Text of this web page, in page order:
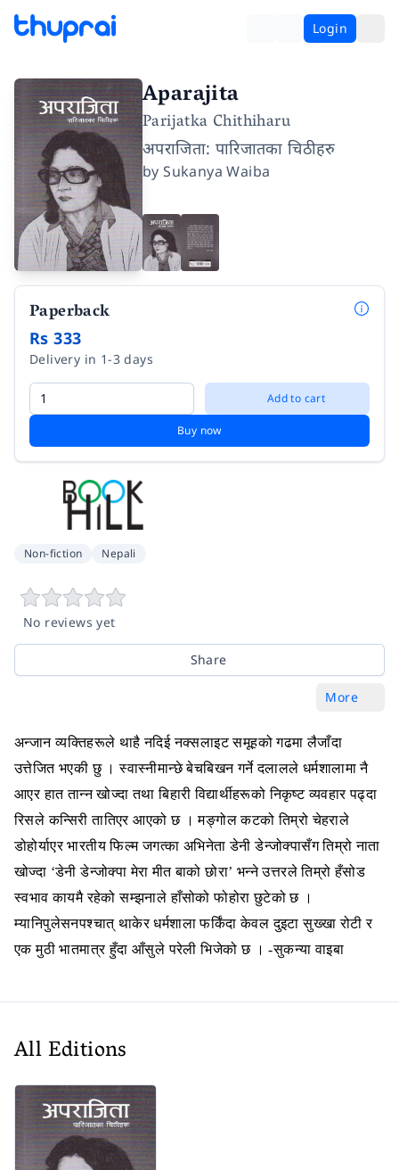
Login
Aparajita
Parijatka Chithiharu
अपराजिता: पारिजातका चिठीहरु
bySukanya Waiba
Paperback
Rs 333
Delivery in 1-3 days
Add to cart
Buy now
Non-fiction Nepali
No reviews yet
Share
More
अन्जान व्यक्तिहरूले थाहै नदिई नक्सलाइट समूहको गढमा लैजाँदा
उत्तेजित भएकी छु । स्वास्नीमान्छे बेचबिखन गर्ने दलालले धर्मशालामा नै
आएर हात तान्न खोज्दा तथा बिहारी विद्यार्थीहरूको निकृष्ट व्यवहार पढ्दा
रिसले कन्सिरी तातिएर आएको छ । मङ्गोल कटको तिम्रो चेहराले
डोहोर्याएर भारतीय फिल्म जगत्का अभिनेता डेनी डेन्जोक्पासँग तिम्रो नाता
खोज्दा ‘डेनी डेन्जोक्पा मेरा मीत बाको छोरा’ भन्ने उत्तरले तिम्रो हँसोड
स्वभाव कायमै रहेको सम्झनाले हाँसोको फोहोरा छुटेको छ ।
म्यानिपुलेसनपश्चात् थाकेर धर्मशाला फर्किंदा केवल दुइटा सुख्खा रोटी र
एक मुठी भातमात्र हुँदा आँसुले परेली भिजेको छ । -सुकन्या वाइबा
All Editions